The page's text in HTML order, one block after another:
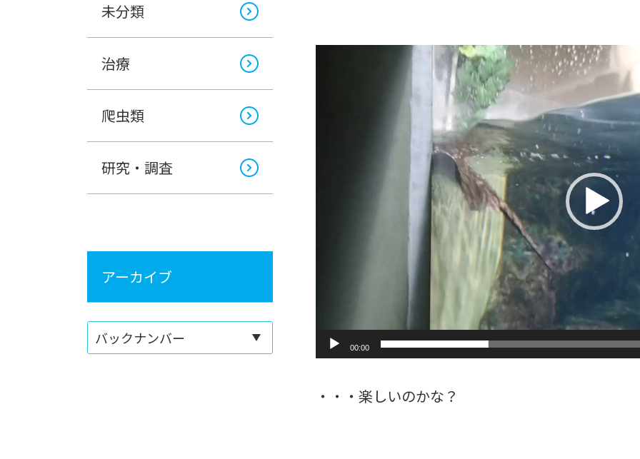
未分類
治療
爬虫類
研究・調査
アーカイブ
00:00
・・・楽しいのかな？